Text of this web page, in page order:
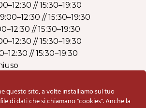
// 15:30–19:30
// 15:30–19:30
// 15:30–19:30
// 15:30–19:30
// 15:30–19:30
questo sito, a volte installiamo sul tuo
di dati che si chiamano "cookies". Anche la